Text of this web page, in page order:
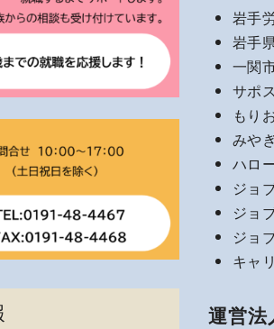
岩手
岩手
一関
サポ
もり
みや
ハロ
ジョ
ジョ
ジョ
キャ
運営法